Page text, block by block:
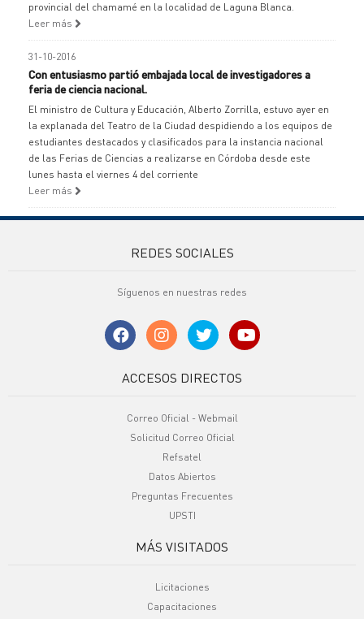
provincial del chamamé en la localidad de Laguna Blanca.
Leer más
31-10-2016
Con entusiasmo partió embajada local de investigadores a
feria de ciencia nacional.
El ministro de Cultura y Educación, Alberto Zorrilla, estuvo ayer en
la explanada del Teatro de la Ciudad despidiendo a los equipos de
estudiantes destacados y clasificados para la instancia nacional
de las Ferias de Ciencias a realizarse en Córdoba desde este
lunes hasta el viernes 4 del corriente
Leer más
REDES SOCIALES
Síguenos en nuestras redes
ACCESOS DIRECTOS
Correo Oficial - Webmail
Solicitud Correo Oficial
Refsatel
Datos Abiertos
Preguntas Frecuentes
UPSTI
MÁS VISITADOS
Licitaciones
Capacitaciones